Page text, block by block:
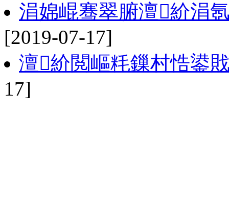
涓婂崐骞翠腑澶紒涓
[2019-07-17]
澶紒閲嶇粍鏁村悎鍙
17]